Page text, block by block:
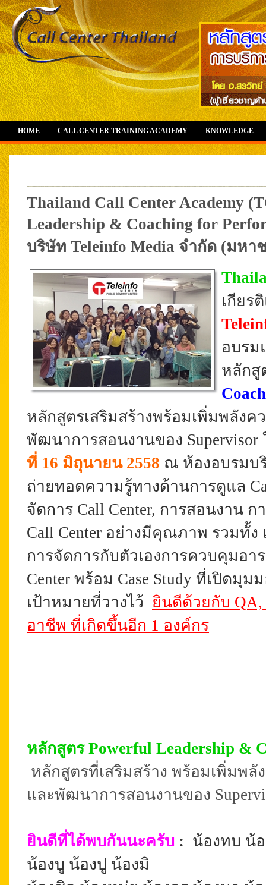
HOME CALL CENTER TRAINING ACADEMY KNOWLEDGE
Thailand Call Center Academy
Leadership & Coaching for
บริษัท Teleinfo Media จำกัด (มหา
T
เกียร
อบรม
หลักสู
หลักสูตรเสริมสร้างพร้อมเพิ่มพลัง
พัฒนาการสอนงานของ
ที่ 16 มิถุนายน 2558 ณ ห้องอบรม
ถ่ายทอดความรู้ทางด้านการดูแล
จัดการ Call Center, การสอนงาน
Call Center อย่างมีคุณภาพ รวมทั้
การจัดการกับตัวเองการควบคุมอ
Center พร้อม Case Study ที่เปิดมุ
เป้าหมายที่วางไว้ ยินดีด้วยกับ QA,
อาชีพ ที่เกิดขึ้นอีก 1 องค์กร
หลักสูตร Powerful Leadership &
หลักสูตรที่เสริมสร้าง พร้อมเพิ่มพ
และพัฒนาการสอนงานของ
ยินดีที่ได้พบกันนะครับ : น้องทบ น้
น้องบู น้องปู น้องมิ